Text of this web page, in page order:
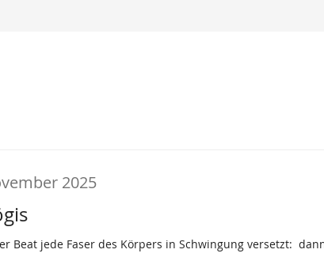
2025
jede Faser des Körpers in Schwingung versetzt: